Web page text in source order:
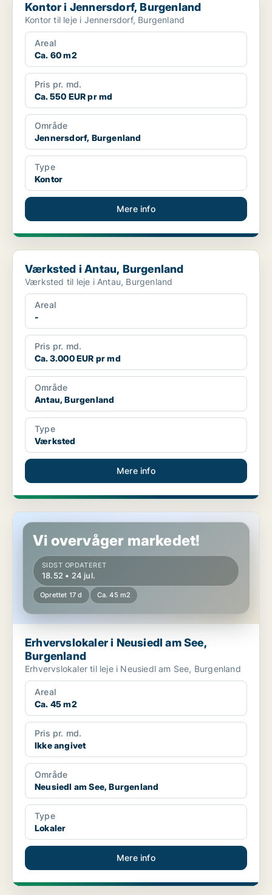
Kontor i Jennersdorf, Burgenland
Kontor til leje i Jennersdorf, Burgenland
Areal
Ca. 60 m2
Pris pr. md.
Ca. 550 EUR pr md
Område
Jennersdorf, Burgenland
Type
Kontor
Mere info
Værksted i Antau, Burgenland
Værksted i Antau, Burgenland
Værksted til leje i Antau, Burgenland
Areal
-
Pris pr. md.
Ca. 3.000 EUR pr md
Område
Antau, Burgenland
Type
Værksted
Mere info
Erhvervslokaler i Neusiedl am See, Burgenland
Vi overvåger markedet!
SIDST OPDATERET
18.52 • 24 jul.
Oprettet 17 d Ca. 45 m2
Erhvervslokaler i Neusiedl am See,
Burgenland
Erhvervslokaler til leje i Neusiedl am See, Burgenland
Areal
Ca. 45 m2
Pris pr. md.
Ikke angivet
Område
Neusiedl am See, Burgenland
Type
Lokaler
Mere info